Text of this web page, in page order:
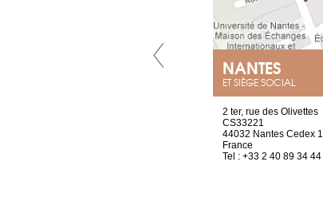
NANTES
ET SIÈGE SOCIAL
2 ter, rue des Olivettes
CS33221
44032 Nantes Cedex 1
France
Tel : +33 2 40 89 34 44